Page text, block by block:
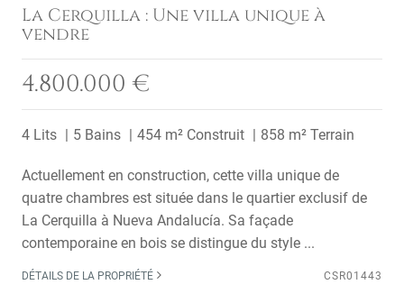
La Cerquilla : Une villa unique à
vendre
4.800.000 €
4 Lits 5 Bains 454 m² Construit 858 m² Terrain
Actuellement en construction, cette villa unique de
quatre chambres est située dans le quartier exclusif de
La Cerquilla à Nueva Andalucía. Sa façade
contemporaine en bois se distingue du style ...
DÉTAILS DE LA PROPRIÉTÉ CSR01443